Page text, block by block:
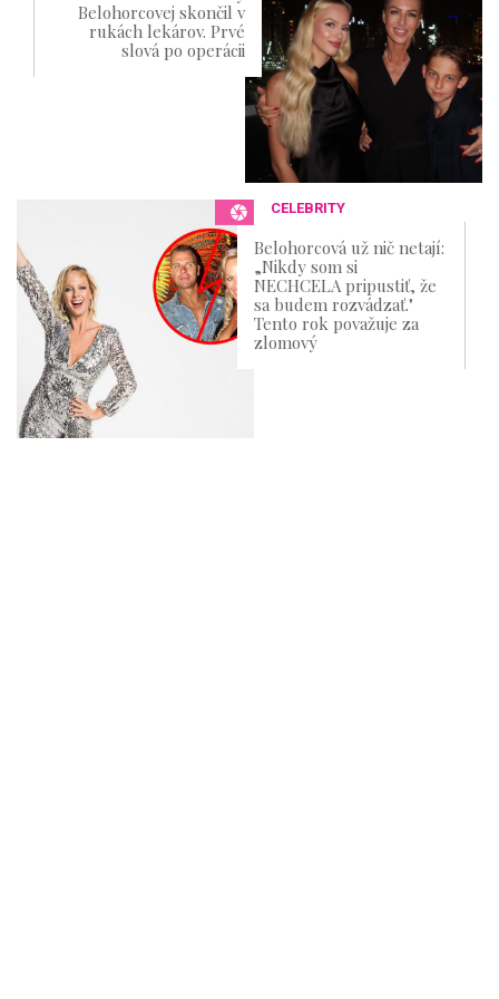
Belohorcovej skončil v
rukách lekárov. Prvé
slová po operácii
CELEBRITY
Belohorcová už nič netají:
„Nikdy som si
NECHCELA pripustiť, že
sa budem rozvádzať."
Tento rok považuje za
zlomový